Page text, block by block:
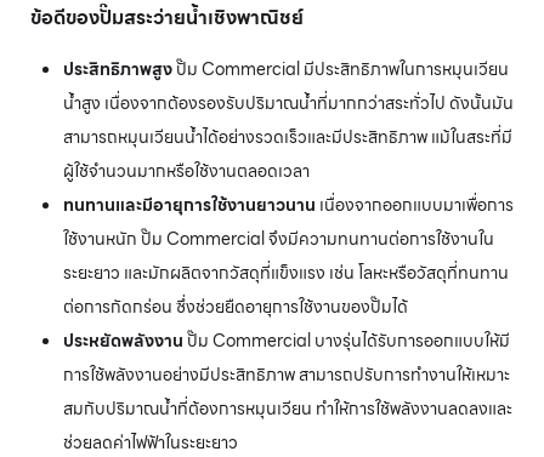
ข้อดีของปั๊มสระว่ายน้ำเชิงพาณิชย์
ประสิทธิภาพสูงปั๊ม Commercial มีประสิทธิภาพในการหมุนเวียน
น้ำสูง เนื่องจากต้องรองรับปริมาณน้ำที่มากกว่าสระทั่วไป ดังนั้นมัน
สามารถหมุนเวียนน้ำได้อย่างรวดเร็วและมีประสิทธิภาพ แม้ในสระที่มี
ผู้ใช้จำนวนมากหรือใช้งานตลอดเวลา
ทนทานและมีอายุการใช้งานยาวนาน เนื่องจากออกแบบมาเพื่อการ
ใช้งานหนัก ปั๊ม Commercial จึงมีความทนทานต่อการใช้งานใน
ระยะยาว และมักผลิตจากวัสดุที่แข็งแรง เช่น โลหะหรือวัสดุที่ทนทาน
ต่อการกัดกร่อน ซึ่งช่วยยืดอายุการใช้งานของปั๊มได้
ประหยัดพลังงานปั๊ม Commercial บางรุ่นได้รับการออกแบบให้มี
การใช้พลังงานอย่างมีประสิทธิภาพ สามารถปรับการทำงานให้เหมาะ
สมกับปริมาณน้ำที่ต้องการหมุนเวียน ทำให้การใช้พลังงานลดลงและ
ช่วยลดค่าไฟฟ้าในระยะยาว